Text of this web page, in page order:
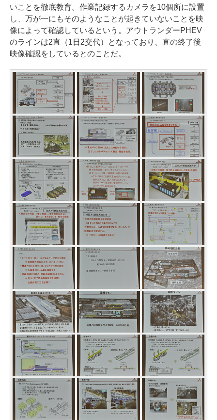
いことを徹底教育。作業記録するカメラを10個所に設置
し、万が一にもそのようなことが起きていないことを映
像によって確認しているという。アウトランダーPHEV
のラインは2直（1日2交代）となっており、直の終了後
映像確認をしているとのことだ。